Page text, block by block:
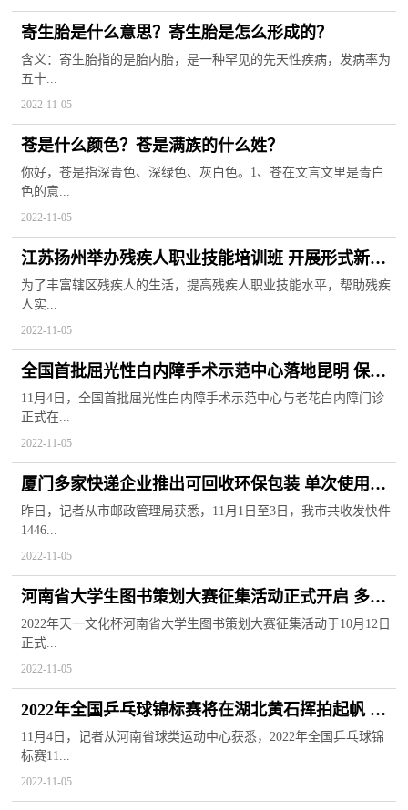
寄生胎是什么意思？寄生胎是怎么形成的？
含义：寄生胎指的是胎内胎，是一种罕见的先天性疾病，发病率为
五十...
2022-11-05
苍是什么颜色？苍是满族的什么姓？
你好，苍是指深青色、深绿色、灰白色。1、苍在文言文里是青白
色的意...
2022-11-05
江苏扬州举办残疾人职业技能培训班 开展形式新颖
的手工制作活动
为了丰富辖区残疾人的生活，提高残疾人职业技能水平，帮助残疾
人实...
2022-11-05
全国首批屈光性白内障手术示范中心落地昆明 保障
老年人健康素养
11月4日，全国首批屈光性白内障手术示范中心与老花白内障门诊
正式在...
2022-11-05
厦门多家快递企业推出可回收环保包装 单次使用成
本节约50%以上
昨日，记者从市邮政管理局获悉，11月1日至3日，我市共收发快件
1446...
2022-11-05
河南省大学生图书策划大赛征集活动正式开启 多项
赛道等你参与
2022年天一文化杯河南省大学生图书策划大赛征集活动于10月12日
正式...
2022-11-05
2022年全国乒乓球锦标赛将在湖北黄石挥拍起帆 数
百名运动员参赛
11月4日，记者从河南省球类运动中心获悉，2022年全国乒乓球锦
标赛11...
2022-11-05